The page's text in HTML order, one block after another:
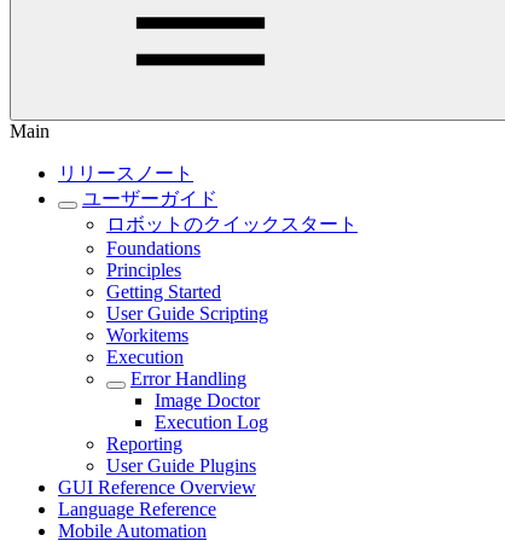
Main
リリースノート
ユーザーガイド
ロボットのクイックスタート
Foundations
Principles
Getting Started
User Guide Scripting
Workitems
Execution
Error Handling
Image Doctor
Execution Log
Reporting
User Guide Plugins
GUI Reference Overview
Language Reference
Mobile Automation